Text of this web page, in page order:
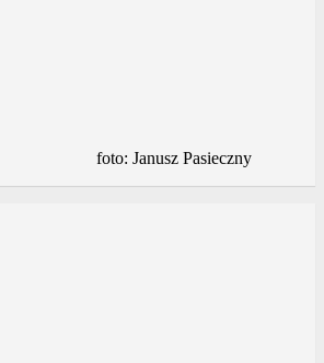
foto: Janusz Pasieczny